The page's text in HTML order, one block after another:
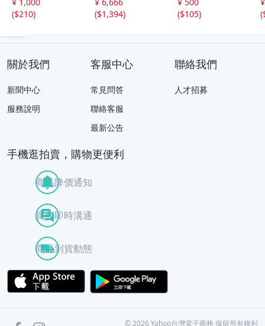
uch 初回限定盤 3
CD+DVD+ブック
($210)
($1,394)
1/A1202
($105)
(
關於我們
新聞中心
服務說明
客服中心
常見問答
聯絡客服
最新公告
聯絡我們
人才招募
手機逛拍賣，購物更便利
商品降價通知
買賣即時溝通
商品到貨動態
APP Store
facebook ©2026 Yahoo台灣電子商務 保留所有權利